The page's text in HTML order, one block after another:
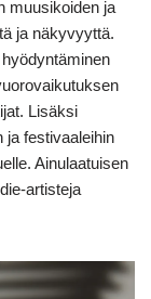
muusikoiden ja
ja näkyvyyttä.
Lisäksi
ja festivaaleihin
Ainulaatuisen
artisteja